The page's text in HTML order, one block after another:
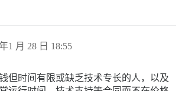
1 月 28 日 18:55
但时间有限或缺乏技术专长的人，以及